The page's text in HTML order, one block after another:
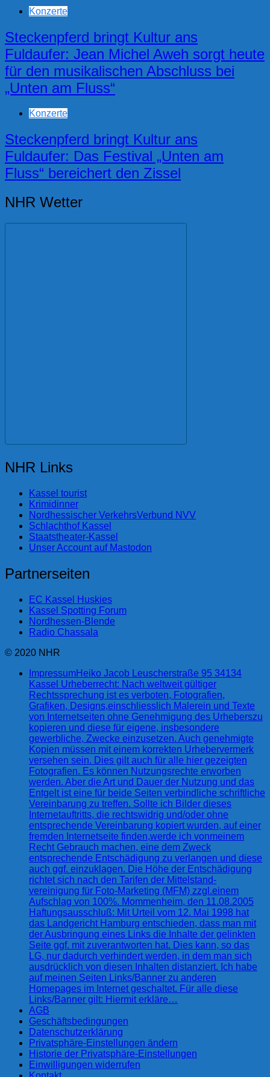
Konzerte
Steckenpferd bringt Kultur ans
Fuldaufer: Jean Michel Aweh sorgt heute
für den musikalischen Abschluss bei
„Unten am Fluss“
Konzerte
Steckenpferd bringt Kultur ans
Fuldaufer: Das Festival „Unten am
Fluss“ bereichert den Zissel
NHR Wetter
NHR Links
Kassel tourist
Krimidinner
Nordhessischer VerkehrsVerbund NVV
Schlachthof Kassel
Staatstheater-Kassel
Unser Account auf Mastodon
Partnerseiten
EC Kassel Huskies
Kassel Spotting Forum
Nordhessen-Blende
Radio Chassala
© 2020 NHR
ImpressumHeiko Jacob Leuscherstraße 95 34134
Kassel Urheberrecht: Nach weltweit gültiger
Rechtssprechung ist es verboten, Fotografien,
Grafiken, Designs,einschliesslich Malerein und Texte
von Internetseiten ohne Genehmigung des Urheberszu
kopieren und diese für eigene, insbesondere
gewerbliche, Zwecke einzusetzen. Auch genehmigte
Kopien müssen mit einem korrekten Urhebervermerk
versehen sein. Dies gilt auch für alle hier gezeigten
Fotografien. Es können Nutzungsrechte erworben
werden. Aber die Art und Dauer der Nutzung und das
Entgelt ist eine für beide Seiten verbindliche schriftliche
Vereinbarung zu treffen. Sollte ich Bilder dieses
Internetauftritts, die rechtswidrig und/oder ohne
entsprechende Vereinbarung kopiert wurden, auf einer
fremden Internetseite finden,werde ich vonmeinem
Recht Gebrauch machen, eine dem Zweck
entsprechende Entschädigung zu verlangen und diese
auch ggf. einzuklagen. Die Höhe der Entschädigung
richtet sich nach den Tarifen der Mittelstand-
vereinigung für Foto-Marketing (MFM) zzgl.einem
Aufschlag von 100%. Mommenheim, den 11.08.2005
Haftungsausschluß: Mit Urteil vom 12. Mai 1998 hat
das Landgericht Hamburg entschieden, dass man mit
der Ausbringung eines Links die Inhalte der gelinkten
Seite ggf. mit zuverantworten hat. Dies kann, so das
LG, nur dadurch verhindert werden, in dem man sich
ausdrücklich von diesen Inhalten distanziert. Ich habe
auf meinen Seiten Links/Banner zu anderen
Homepages im Internet geschaltet. Für alle diese
Links/Banner gilt: Hiermit erkläre…
AGB
Geschäftsbedingungen
Datenschutzerklärung
Privatsphäre-Einstellungen ändern
Historie der Privatsphäre-Einstellungen
Einwilligungen widerrufen